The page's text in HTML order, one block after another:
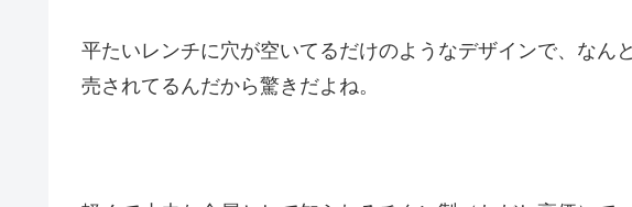
平たいレンチに穴が空いてるだけのようなデザインで、なん
売されてるんだから驚きだよね。